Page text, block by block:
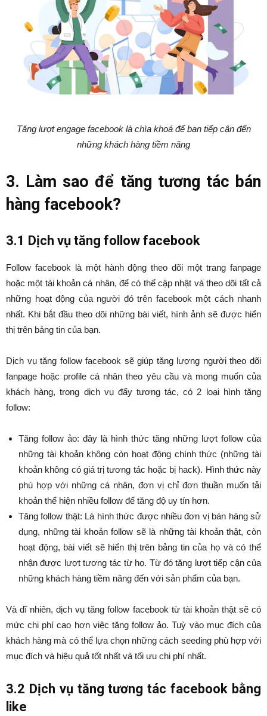
Tăng lượt engage facebook là chìa khoá để bạn tiếp cận đến
những khách hàng tiềm năng
3. Làm sao để tăng tương tác bán
hàng facebook?
3.1 Dịch vụ tăng follow facebook
Follow facebook là một hành động theo dõi một trang fanpage
hoặc một tài khoản cá nhân, để có thể cập nhật và theo dõi tất cả
những hoạt động của người đó trên facebook một cách nhanh
nhất. Khi bắt đầu theo dõi những bài viết, hình ảnh sẽ được hiển
thị trên bảng tin của bạn.
Dịch vụ tăng follow facebook sẽ giúp tăng lượng người theo dõi
fanpage hoặc profile cá nhân theo yêu cầu và mong muốn của
khách hàng, trong dịch vụ đẩy tương tác, có 2 loại hình tăng
follow:
Tăng follow ảo: đây là hình thức tăng những lượt follow của
những tài khoản không còn hoạt động chính thức (những tài
khoản không có giá trị tương tác hoặc bị hack). Hình thức này
phù hợp với những cá nhân, đơn vị chỉ đơn thuần muốn tải
khoản thể hiện nhiều follow để tăng độ uy tín hơn.
Tăng follow thật: Là hình thức được nhiều đơn vị bán hàng sử
dụng, những tài khoản follow sẽ là những tài khoản thật, còn
hoạt động, bài viết sẽ hiển thị trên bảng tin của họ và có thể
nhận được lượt tương tác từ họ. Từ đó tăng lượt tiếp cận của
những khách hàng tiềm năng đến với sản phẩm của bạn.
Và dĩ nhiên, dịch vụ tăng follow facebook từ tài khoản thật sẽ có
mức chi phí cao hơn việc tăng follow ảo. Tuỳ vào mục đích của
khách hàng mà có thể lựa chọn những cách seeding phù hợp với
mục đích và hiệu quả tốt nhất và tối ưu chi phí nhất.
3.2 Dịch vụ tăng tương tác facebook bằng
like